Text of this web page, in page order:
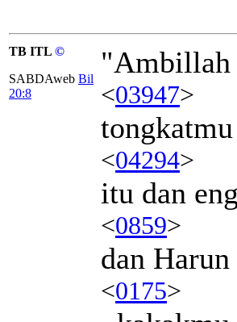
TB ITL ©
SABDAweb Bil
20:8
"Ambillah
<03947>
tongkatmu
<04294>
itu dan
<0859>
dan Harun
<0175>